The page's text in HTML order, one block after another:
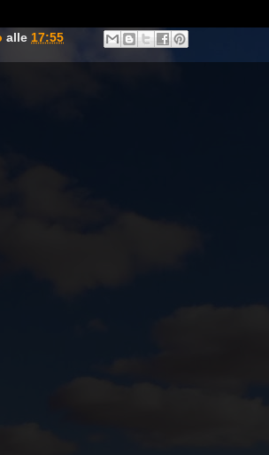
alle 17:55